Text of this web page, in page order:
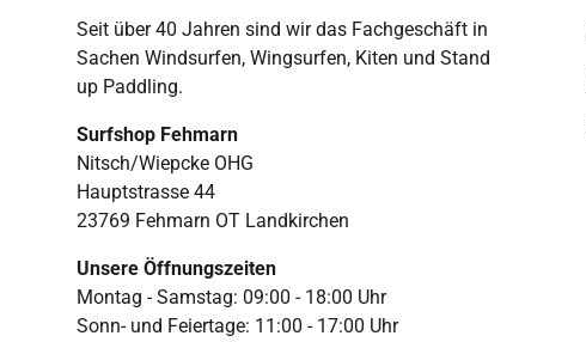
Seit über 40 Jahren sind wir das Fachgeschäft in
Sachen Windsurfen, Wingsurfen, Kiten und Stand
up Paddling.
Surfshop Fehmarn
Nitsch/Wiepcke OHG
Hauptstrasse 44
23769 Fehmarn OT Landkirchen
Unsere Öffnungszeiten
Montag - Samstag: 09:00 - 18:00 Uhr
Sonn- und Feiertage: 11:00 - 17:00 Uhr